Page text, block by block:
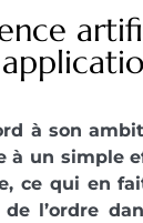
à son
à un simple
ce qui en
l’ordre